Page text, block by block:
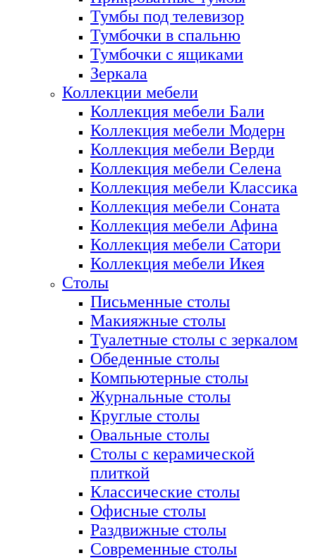
Тумбы под телевизор
Тумбочки в спальню
Тумбочки с ящиками
Зеркала
Коллекции мебели
Коллекция мебели Бали
Коллекция мебели Модерн
Коллекция мебели Верди
Коллекция мебели Селена
Коллекция мебели Классика
Коллекция мебели Соната
Коллекция мебели Афина
Коллекция мебели Сатори
Коллекция мебели Икея
Столы
Письменные столы
Макияжные столы
Туалетные столы с зеркалом
Обеденные столы
Компьютерные столы
Журнальные столы
Круглые столы
Овальные столы
Столы с керамической
плиткой
Классические столы
Офисные столы
Раздвижные столы
Современные столы